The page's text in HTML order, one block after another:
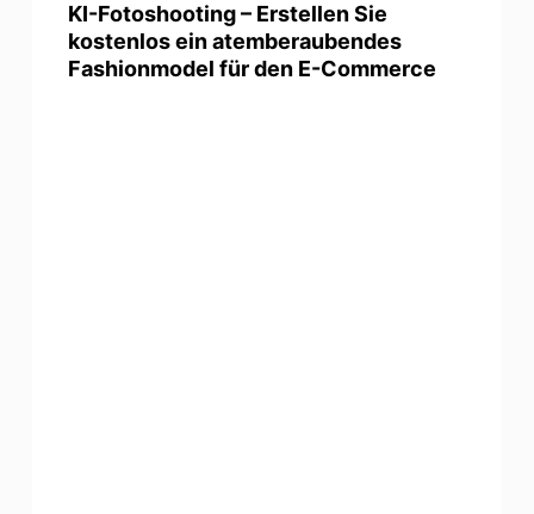
KI-Fotoshooting – Erstellen Sie
kostenlos ein atemberaubendes
Fashionmodel für den E-Commerce